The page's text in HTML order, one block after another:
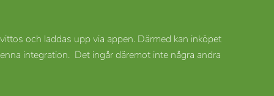
och laddas upp via appen. Därmed kan inköpet
integration. Det ingår däremot inte några andra